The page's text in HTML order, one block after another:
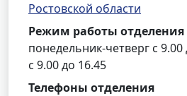
Ростовской области
Режим работы отделения
понедельник-четверг с
с 9.00 до 16.45
Телефоны отделения